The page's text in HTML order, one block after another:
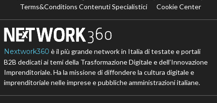
Terms&Conditions Contenuti Specialistici
Cookie Center
Nextwork360 è il più grande network in Italia di testate e portali
B2B dedicati ai temi della Trasformazione Digitale e dell’Innovazione
Imprenditoriale. Ha la missione di diffondere la cultura digitale e
imprenditoriale nelle imprese e pubbliche amministrazioni italiane.